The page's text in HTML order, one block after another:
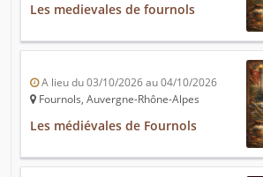
Les medievales de fournols
A lieu du 03/10/2026 au 04/10/2026
Fournols, Auvergne-Rhône-Alpes
Les médiévales de Fournols